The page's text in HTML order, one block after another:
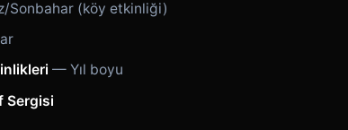
Sonbahar (köy etkinliği)
— Yıl boyu
Sergisi